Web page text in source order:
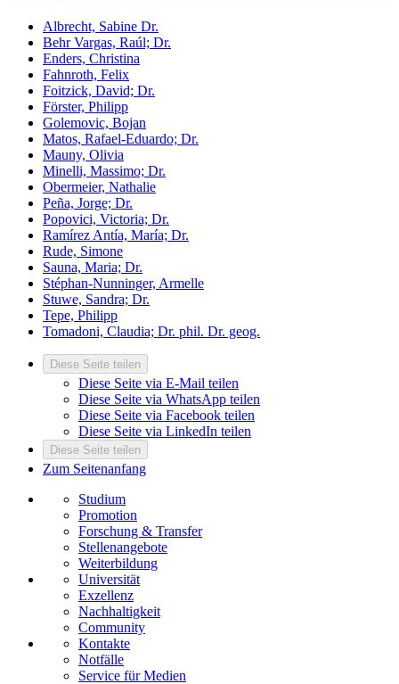
Albrecht, Sabine Dr.
Behr Vargas, Raúl; Dr.
Enders, Christina
Fahnroth, Felix
Foitzick, David; Dr.
Förster, Philipp
Golemovic, Bojan
Matos, Rafael-Eduardo; Dr.
Mauny, Olivia
Minelli, Massimo; Dr.
Obermeier, Nathalie
Peña, Jorge; Dr.
Popovici, Victoria; Dr.
Ramírez Antía, María; Dr.
Rude, Simone
Sauna, Maria; Dr.
Stéphan-Nunninger, Armelle
Stuwe, Sandra; Dr.
Tepe, Philipp
Tomadoni, Claudia; Dr. phil. Dr. geog.
Diese Seite teilen
Diese Seite via E-Mail teilen
Diese Seite via WhatsApp teilen
Diese Seite via Facebook teilen
Diese Seite via LinkedIn teilen
Diese Seite teilen
Zum Seitenanfang
Studium
Promotion
Forschung & Transfer
Stellenangebote
Weiterbildung
Universität
Exzellenz
Nachhaltigkeit
Community
Kontakte
Notfälle
Service für Medien